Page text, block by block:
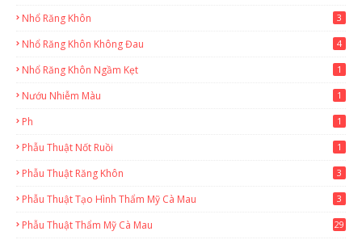
Nhổ Răng Khôn 3
Nhổ Răng Khôn Không Đau 4
Nhổ Răng Khôn Ngầm Kẹt 1
Nướu Nhiễm Màu 1
Ph 1
Phẫu Thuật Nốt Ruồi 1
Phẫu Thuật Răng Khôn 3
Phẫu Thuật Tạo Hình Thẩm Mỹ Cà Mau 3
Phẫu Thuật Thẩm Mỹ Cà Mau
29